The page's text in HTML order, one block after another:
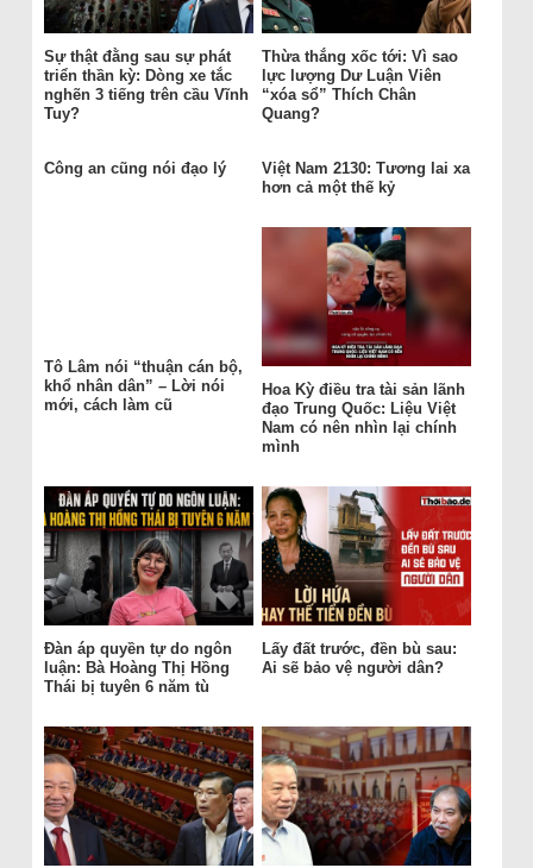
Sự thật đằng sau sự phát
triển thần kỳ: Dòng xe tắc
nghẽn 3 tiếng trên cầu Vĩnh
Tuy?
Thừa thắng xốc tới: Vì sao
lực lượng Dư Luận Viên
“xóa sổ” Thích Chân
Quang?
Công an cũng nói đạo lý
Việt Nam 2130: Tương lai xa
hơn cả một thế kỷ
Tô Lâm nói “thuận cán bộ,
khổ nhân dân” – Lời nói
mới, cách làm cũ
Hoa Kỳ điều tra tài sản lãnh
đạo Trung Quốc: Liệu Việt
Nam có nên nhìn lại chính
mình
Đàn áp quyền tự do ngôn
luận: Bà Hoàng Thị Hồng
Thái bị tuyên 6 năm tù
Lấy đất trước, đền bù sau:
Ai sẽ bảo vệ người dân?